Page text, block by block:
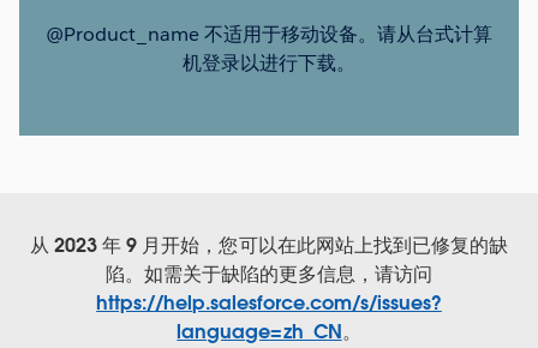
@Product_name 不适用于移动设备。请从台式计算
机登录以进行下载。
从 2023 年 9 月开始，您可以在此网站上找到已修复的缺
陷。如需关于缺陷的更多信息，请访问
https://help.salesforce.com/s/issues?
language=zh_CN。